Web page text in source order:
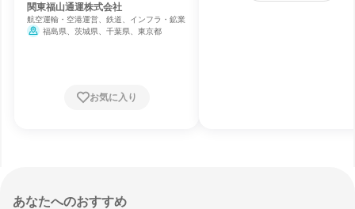
関東福山通運株式会社
航空運輸・空港運営、鉄道、インフラ・鉱業
福島県、茨城県、千葉県、東京都
お気に入り
あなたへのおすすめ